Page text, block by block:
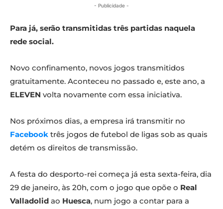
- Publicidade -
Para já, serão transmitidas três partidas naquela
rede social.
Novo confinamento, novos jogos transmitidos
gratuitamente. Aconteceu no passado e, este ano, a
ELEVEN volta novamente com essa iniciativa.
Nos próximos dias, a empresa irá transmitir no
Facebook três jogos de futebol de ligas sob as quais
detém os direitos de transmissão.
A festa do desporto-rei começa já esta sexta-feira, dia
29 de janeiro, às 20h, com o jogo que opõe o Real
Valladolid ao Huesca, num jogo a contar para a